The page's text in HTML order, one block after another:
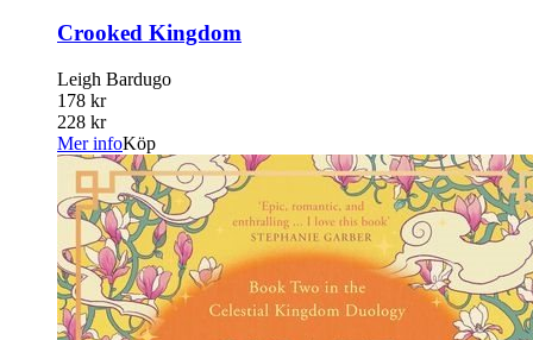
Crooked Kingdom
Leigh Bardugo
178 kr
228 kr
Mer infoKöp